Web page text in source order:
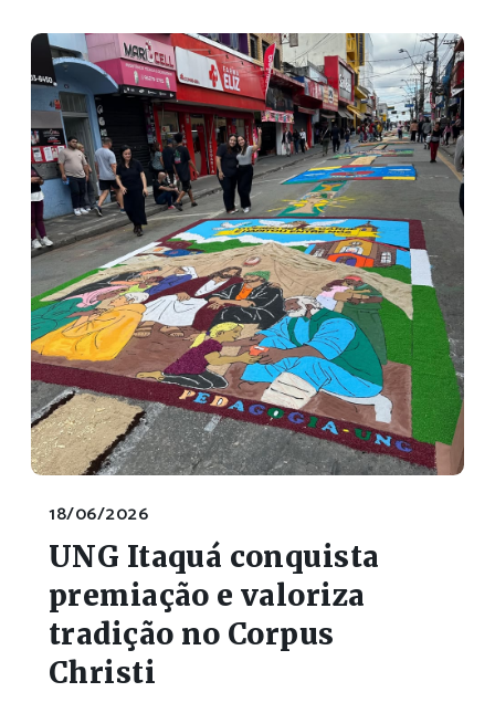
18/06/2026
UNG Itaquá conquista
premiação e valoriza
tradição no Corpus
Christi